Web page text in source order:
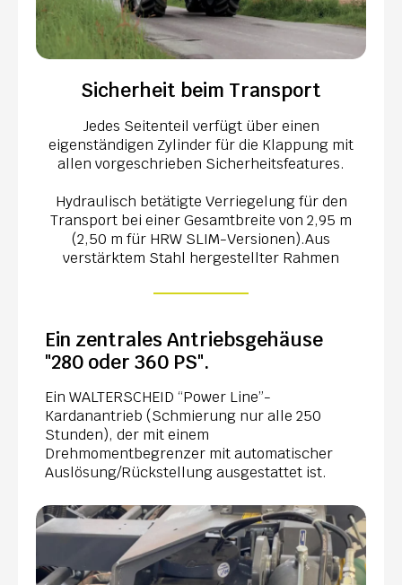
Sicherheit beim Transport
Jedes Seitenteil verfügt über einen
eigenständigen Zylinder für die Klappung mit
allen vorgeschrieben Sicherheitsfeatures.
Hydraulisch betätigte Verriegelung für den
Transport bei einer Gesamtbreite von 2,95 m
(2,50 m für HRW SLIM-Versionen).Aus
verstärktem Stahl hergestellter Rahmen
Ein zentrales Antriebsgehäuse
"280 oder 360 PS".
Ein WALTERSCHEID “Power Line”-
Kardanantrieb (Schmierung nur alle 250
Stunden), der mit einem
Drehmomentbegrenzer mit automatischer
Auslösung/Rückstellung ausgestattet ist.